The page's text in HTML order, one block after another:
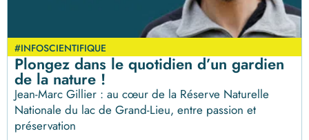
#INFOSCIENTIFIQUE
Plongez dans le quotidien d’un gardien
de la nature !
Jean-Marc Gillier : au cœur de la Réserve Naturelle
Nationale du lac de Grand-Lieu, entre passion et
préservation